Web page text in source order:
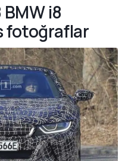
i8
fotoğraflar